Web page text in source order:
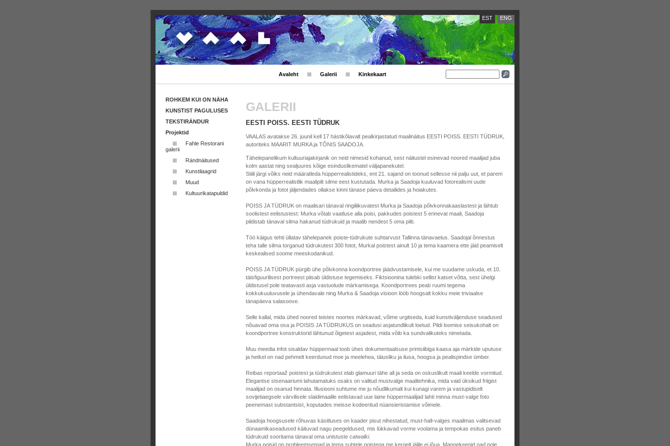
EST ENG
Avaleht Galerii Kinkekaart
ROHKEM KUI ON NÄHA
KUNSTIST PAGULUSES
TEKSTIRÄNDUR
Projektid
Fahle Restorani
galerii
Rändnäitused
Kunstilaagrid
Muud
Kultuurikatapuldid
GALERII
EESTI POISS. EESTI TÜDRUK
VAALAS avatakse 26. juunil kell 17 hästikõlavalt pealkirjastatud maalinäitus EESTI POISS. EESTI TÜDRUK,
autoriteks MAARIT MURKA ja TÕNIS SAADOJA.
Tähelepanelikum kultuuriajakirjanik on neid nimesid kohanud, sest näitustel esinevad noored maalijad juba
kolm aastat ning sealjuures kõige esinduslikematel väljapanekutel.
Stiili järgi võiks neid määratleda hüpperrealistideks, ent 21. sajand on toonud sellesse nii palju uut, et parem
on vana hüpperrealistlik maalipilt silme eest kustutada. Murka ja Saadoja kuuluvad fotorealismi uude
põlvkonda ja fotot jäljendades ollakse kinni tänase päeva detailides ja hoiakutes.
POISS JA TÜDRUK on maalisari tänaval ringiliikuvatest Murka ja Saadoja põlvkonnakaaslastest ja lähtub
soolistest eelistustest: Murka võtab vaatluse alla poisi, pakkudes poistest 5 erinevat maali, Saadoja
pildistab tänaval silma hakanud tüdrukuid ja maalib nendest 5 oma pilti.
Töö käigus tehti üllatav tähelepanek poiste-tüdrukute suhtarvust Tallinna tänavaelus. Saadojal õnnestus
teha talle silma torganud tüdrukutest 300 fotot, Murkal poistest ainult 10 ja tema kaamera ette jäid peamiselt
keskealised soome meeskodanikud.
POISS JA TÜDRUK pürgib ühe põlvkonna koondportree jäädvustamisele, kui me suudame uskuda, et 10.
täisfiguurilisest portreest piisab üldistuse tegemiseks. Fiktsioonina tulebki sellist katset võtta, sest ühelgi
üldistusel pole teatavasti asja vastuolude märkamisega. Koondportrees peab ruumi tegema
kokkukuuluvusele ja ühendavale ning Murka & Saadoja visioon lööb hoogsalt kokku meie triviaalse
tänapäeva salasoove.
Selle kallal, mida ühed noored teistes noortes märkavad, võime urgitseda, kuid kunstiväljenduse seadused
nõuavad oma osa ja POISIS JA TÜDRUKUS on seadusi asjatundlikult loetud. Pildi loomise seisukohalt on
koondportree konstruktorid lähtunud õigetest asjadest, mida võib ka sundvalikuteks nimetada.
Muu meedia infot sisaldav hüppermaal toob ühes dokumentaalsuse printsiibiga kaasa aja märkide uputuse
ja hetkel on nad pehmelt keerdunud moe ja meelehea, täiusliku ja ilusa, hoogsa ja pealispindse ümber.
Reibas reportaaž poistest ja tüdrukutest elab glamuuri tähe all ja seda on oskuslikult maali keelde vormitud.
Elegantse stsenaariumi lahutamatuks osaks on valitud mustvalge maalitehnika, mida vaid üksikud friigist
maalijad on osanud hinnata. Illusiooni suhtume me ju nõudlikumalt kui kunagi varem ja vastupidiselt
sovijetiaegsele värvilisele slaidimaalile eelistavad uue laine hüppermaalijad lahti minna must-valge foto
peenemast substantsist, koputades meisse kodeeritud nüansieristamise võimele.
Saadoja hoogsusele rõhuvas käsitluses on kaader pisut nihestatud, must-hall-valges maailmas valitsevad
dünaamikaseadused käituvad nagu peegeldused, mis lükkavad vorme voolama ja tempokas esitus paneb
tüdrukuid sooritama tänaval oma unistuste catwalki.
Murka poisid on probleemsemad ja tema suhtele poistega me kergelt jälile ei jõua. Mannekeenid nad pole,